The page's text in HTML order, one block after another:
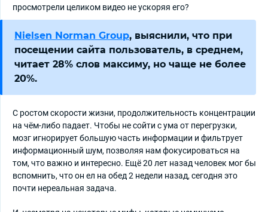
просмотрели целиком видео не ускоряя его?
Nielsen Norman Group, выяснили, что при
посещении сайта пользователь, в среднем,
читает 28% слов максиму, но чаще не более
20%.
С ростом скорости жизни, продолжительность концентрации
на чём-либо падает. Чтобы не сойти с ума от перегрузки,
мозг игнорирует большую часть информации и фильтрует
информационный шум, позволяя нам фокусироваться на
том, что важно и интересно. Ещё 20 лет назад человек мог бы
вспомнить, что он ел на обед 2 недели назад, сегодня это
почти нереальная задача.